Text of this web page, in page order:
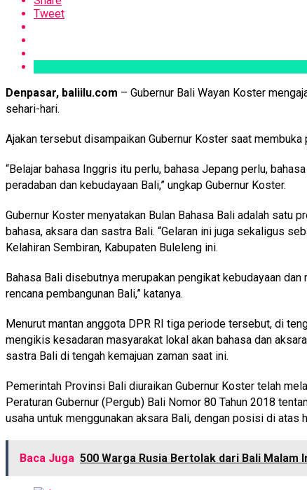
Tweet
Denpasar, baliilu.com – Gubernur Bali Wayan Koster
sehari-hari.
Ajakan tersebut disampaikan Gubernur Koster saat
“Belajar bahasa Inggris itu perlu, bahasa Jepang perlu,
peradaban dan kebudayaan Bali,” ungkap Gubernur Koster.
Gubernur Koster menyatakan Bulan Bahasa Bali adalah satu
bahasa, aksara dan sastra Bali. “Gelaran ini juga sekaligus
Kelahiran Sembiran, Kabupaten Buleleng ini.
Bahasa Bali disebutnya merupakan pengikat kebudayaan
rencana pembangunan Bali,” katanya.
Menurut mantan anggota DPR RI tiga periode tersebut, di
mengikis kesadaran masyarakat lokal akan bahasa dan
sastra Bali di tengah kemajuan zaman saat ini.
Pemerintah Provinsi Bali diuraikan Gubernur Koster telah
Peraturan Gubernur (Pergub) Bali Nomor 80 Tahun 2018
usaha untuk menggunakan aksara Bali, dengan posisi di atas
Baca Juga 500 Warga Rusia Bertolak dari Bali Malam